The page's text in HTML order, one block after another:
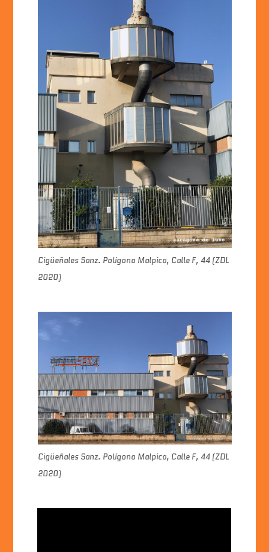
Cigüeñales Sanz. Polígono Malpica, Calle F, 44 (ZDL
2020)
Cigüeñales Sanz. Polígono Malpica, Calle F, 44 (ZDL
2020)